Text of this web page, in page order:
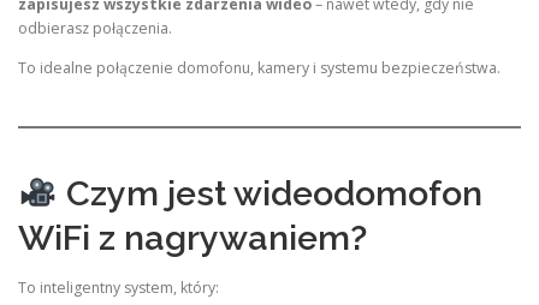
odbierasz połączenia.
To idealne połączenie domofonu, kamery i systemu bezpieczeństwa.
Czym jest wideodomofon
WiFi z nagrywaniem?
To inteligentny system, który: